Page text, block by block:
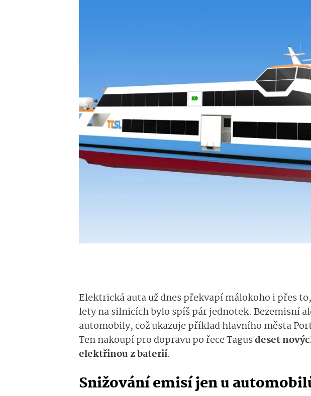
Elektrická auta už dnes překvapí málokoho i přes
lety na silnicích bylo spíš pár jednotek. Bezemisní
automobily, což ukazuje příklad hlavního města
Ten nakoupí pro dopravu po řece Tagusdeset
elektřinou z baterií.
Snižování emisí jen u